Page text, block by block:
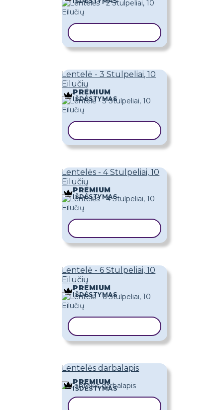
Lentelė - 3 Stulpeliai, 10
Eilučių
PREMIUM
IŠDĖSTYMAS
Lentelės - 4 Stulpeliai, 10
Eilučių
PREMIUM
IŠDĖSTYMAS
Lentelė - 6 Stulpeliai, 10
Eilučių
PREMIUM
IŠDĖSTYMAS
Lentelės darbalapis
PREMIUM
IŠDĖSTYMAS